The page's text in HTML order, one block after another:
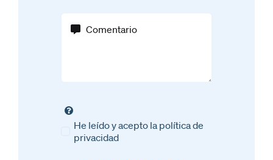
He leído y acepto la política de
privacidad